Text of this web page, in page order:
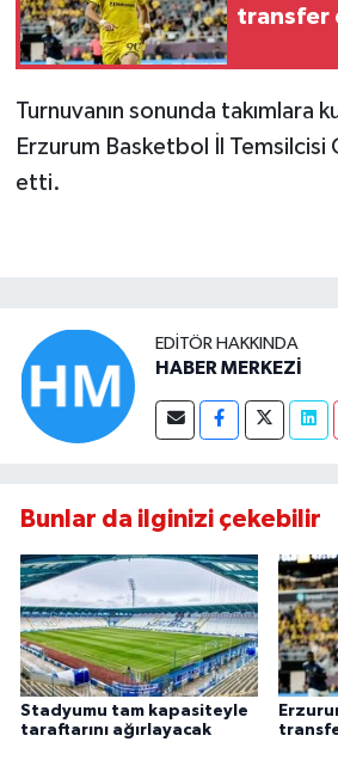
transfer
Turnuvanın sonunda takımlara
Erzurum Basketbol İl Temsilcisi
etti.
EDITÖR HAKKINDA
HABER MERKEZİ
Bunlar da ilginizi çekebilir
Stadyumu tam kapasiteyle
taraftarını ağırlayacak